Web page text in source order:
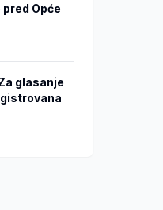
Opće
glasanje